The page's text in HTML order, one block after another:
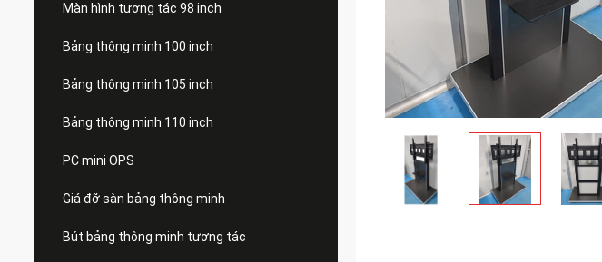
Màn hình tương tác 98 inch
Bảng thông minh 100 inch
Bảng thông minh 105 inch
Bảng thông minh 110 inch
PC mini OPS
Giá đỡ sàn bảng thông minh
Bút bảng thông minh tương tác